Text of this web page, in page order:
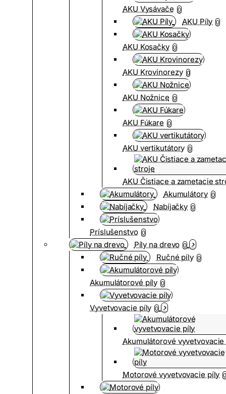
AKU Vysávače 0
AKU Píly 0
AKU Kosačky 0
AKU Krovinorezy 0
AKU Nožnice 0
AKU Fúkare 0
AKU vertikutátory 0
AKU Čistiace a zametacie
Akumulátory 0
Nabíjačky 0
Príslušenstvo 0
Píly na drevo 0
Ručné píly 0
Akumulátorové píly 0
Vyvetvovacie píly 0
Akumulátorové
Motorové vyvetvovacie píly